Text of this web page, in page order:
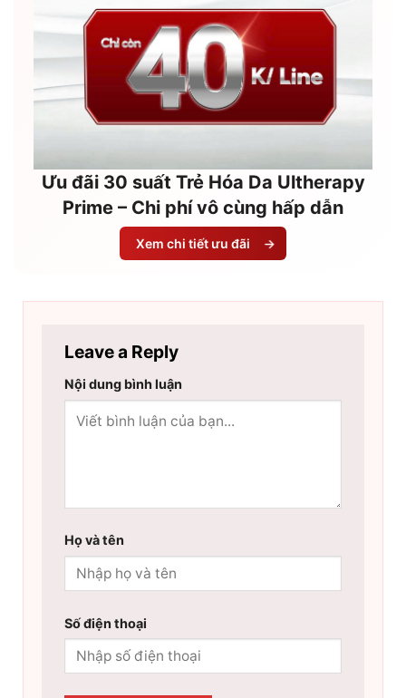
Ưu đãi 30 suất Trẻ Hóa Da Ultherapy
Prime – Chi phí vô cùng hấp dẫn
Xem chi tiết ưu đãi →
Leave a Reply
Nội dung bình luận
Họ và tên
Số điện thoại